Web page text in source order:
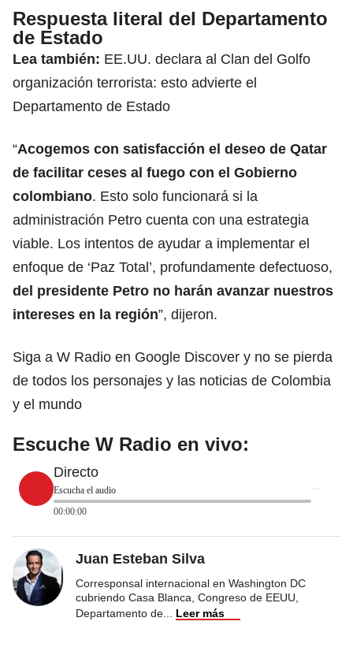
Respuesta literal del Departamento
de Estado
Lea también: EE.UU. declara al Clan del Golfo
organización terrorista: esto advierte el
Departamento de Estado
“Acogemos con satisfacción el deseo de Qatar
de facilitar ceses al fuego con el Gobierno
colombiano. Esto solo funcionará si la
administración Petro cuenta con una estrategia
viable. Los intentos de ayudar a implementar el
enfoque de ‘Paz Total’, profundamente defectuoso,
del presidente Petro no harán avanzar nuestros
intereses en la región”, dijeron.
Siga a W Radio en Google Discover y no se pierda
de todos los personajes y las noticias de Colombia
y el mundo
Escuche W Radio en vivo:
Directo
Escucha el audio
00:00:00
Juan Esteban Silva
Corresponsal internacional en Washington DC
cubriendo Casa Blanca, Congreso de EEUU,
Departamento de
Leer más